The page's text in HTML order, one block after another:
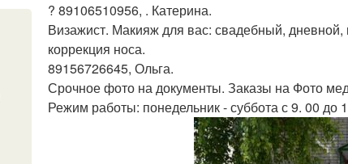
? 89106510956, . Катерина.
Визажист. Макияж для вас: свадебный, дневной,
коррекция носа.
89156726645, Ольга.
Срочное фото на документы. Заказы на Фото
Режим работы: понедельник - суббота с 9. 00 до